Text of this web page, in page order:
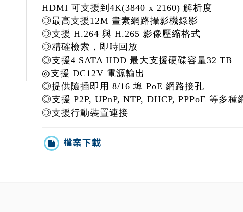
HDMI 可支援到4K(3840 x 2160) 解析度
◎最高支援12M 畫素網路攝影機錄影
◎支援 H.264 與 H.265 影像壓縮格式
◎精確檢索，即時回放
◎支援4 SATA HDD 最大支援硬碟容量32 TB
◎支援 DC12V 電源輸出
◎提供隨插即用 8/16 埠 PoE 網路接孔
◎支援 P2P, UPnP, NTP, DHCP, PPPoE 等多種
◎支援行動裝置連接
檔案下載